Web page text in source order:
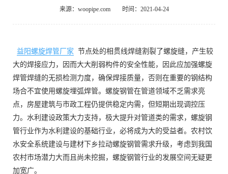
来源：woopipe.com 时间：2021-04-24
益阳螺旋焊管厂家 节点处的相贯线焊缝割裂了螺旋缝，产生较
大的焊接应力，因而大大削弱构件的安全性能，因此应加强螺旋
焊管焊缝的无损检测力度，确保焊接质量，否则在重要的钢结构
场合不宜使用螺旋埋弧焊管。螺旋钢管在管道领域不乏需求亮
点，房屋建筑与市政工程仍提供稳定内需，但短期出现调控压
力。水利建设政策大力支持，极大提升对管道类的需求，螺旋钢
管行业作为水利建设的基础行业，必将成为大的受益者。农村饮
水安全系统建设与建材下乡拉动螺旋钢管需求升级，考虑到我国
农村市场潜力大而且尚未挖掘，螺旋钢管行业的发展空间无疑更
加宽广。